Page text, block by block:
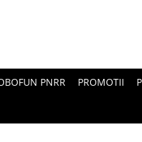
PNRR PROMOTII